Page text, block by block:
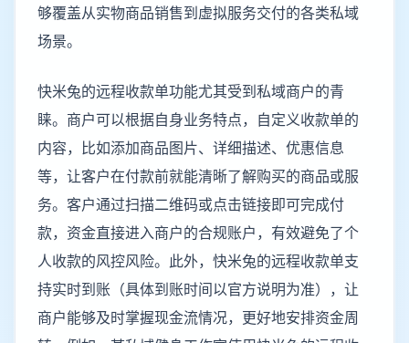
够覆盖从实物商品销售到虚拟服务交付的各类私域
场景。
快米兔的远程收款单功能尤其受到私域商户的青
睐。商户可以根据自身业务特点，自定义收款单的
内容，比如添加商品图片、详细描述、优惠信息
等，让客户在付款前就能清晰了解购买的商品或服
务。客户通过扫描二维码或点击链接即可完成付
款，资金直接进入商户的合规账户，有效避免了个
人收款的风控风险。此外，快米兔的远程收款单支
持实时到账（具体到账时间以官方说明为准），让
商户能够及时掌握现金流情况，更好地安排资金周